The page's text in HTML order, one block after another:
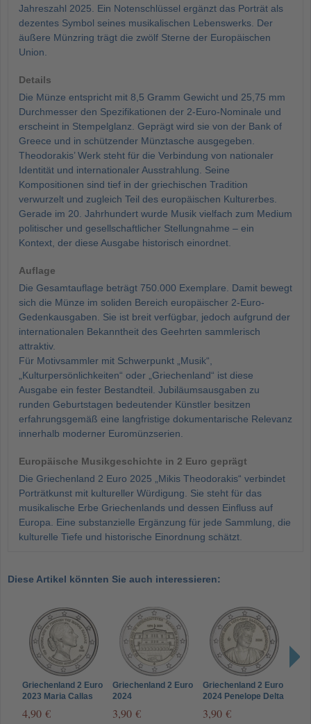
Jahreszahl 2025. Ein Notenschlüssel ergänzt das Porträt als
dezentes Symbol seines musikalischen Lebenswerks. Der
äußere Münzring trägt die zwölf Sterne der Europäischen
Union.
Details
Die Münze entspricht mit 8,5 Gramm Gewicht und 25,75 mm
Durchmesser den Spezifikationen der 2-Euro-Nominale und
erscheint in Stempelglanz. Geprägt wird sie von der Bank of
Greece und in schützender Münztasche ausgegeben.
Theodorakis’ Werk steht für die Verbindung von nationaler
Identität und internationaler Ausstrahlung. Seine
Kompositionen sind tief in der griechischen Tradition
verwurzelt und zugleich Teil des europäischen Kulturerbes.
Gerade im 20. Jahrhundert wurde Musik vielfach zum Medium
politischer und gesellschaftlicher Stellungnahme – ein
Kontext, der diese Ausgabe historisch einordnet.
Auflage
Die Gesamtauflage beträgt 750.000 Exemplare. Damit bewegt
sich die Münze im soliden Bereich europäischer 2-Euro-
Gedenkausgaben. Sie ist breit verfügbar, jedoch aufgrund der
internationalen Bekanntheit des Geehrten sammlerisch
attraktiv.
Für Motivsammler mit Schwerpunkt „Musik“,
„Kulturpersönlichkeiten“ oder „Griechenland“ ist diese
Ausgabe ein fester Bestandteil. Jubiläumsausgaben zu
runden Geburtstagen bedeutender Künstler besitzen
erfahrungsgemäß eine langfristige dokumentarische Relevanz
innerhalb moderner Euromünzserien.
Europäische Musikgeschichte in 2 Euro geprägt
Die Griechenland 2 Euro 2025 „Mikis Theodorakis“ verbindet
Porträtkunst mit kultureller Würdigung. Sie steht für das
musikalische Erbe Griechenlands und dessen Einfluss auf
Europa. Eine substanzielle Ergänzung für jede Sammlung, die
kulturelle Tiefe und historische Einordnung schätzt.
Diese Artikel könnten Sie auch interessieren:
Griechenland 2 Euro
2023 Maria Callas
4,90 €
Griechenland 2 Euro
2024
der Demokratie
3,90 €
Griechenland 2 Euro
2024 Penelope Delta
3,90 €